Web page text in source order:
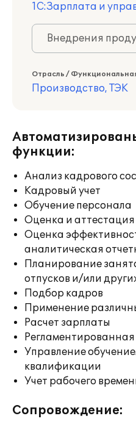
1С:Зарплата и
Внедрения
Отрасль /
Производство, ТЭК
функции:
Анализ кадрового
Кадровый учет
Обучение персонала
Оценка и
Оценка
аналитическая
Планирование
отпусков и/или
Подбор кадров
Применение
Расчет зарплаты
Регламентированная
Управление
квалификации
Учет рабочего
Сопровождение: